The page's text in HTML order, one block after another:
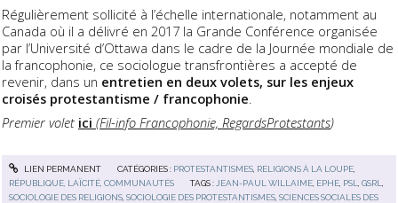
Régulièrement sollicité à l’échelle internationale, notamment au
Canada où il a délivré en 2017 la Grande Conférence organisée
par l’Université d’Ottawa dans le cadre de la Journée mondiale de
la francophonie, ce sociologue transfrontières a accepté de
revenir, dans un entretien en deux volets, sur les enjeux
croisés protestantisme / francophonie.
Premier volet ici (Fil-info Francophonie, RegardsProtestants)
LIEN PERMANENT CATÉGORIES : PROTESTANTISMES, RELIGIONS À LA LOUPE,
RÉPUBLIQUE, LAÏCITÉ, COMMUNAUTÉS
TAGS : JEAN-PAUL WILLAIME EPHE PSL ,GSRL
SOCIOLOGIE DES RELIGIONS ,SOCIOLOGIE DES PROTESTANTISMES ,SCIENCES SOCIALES DES